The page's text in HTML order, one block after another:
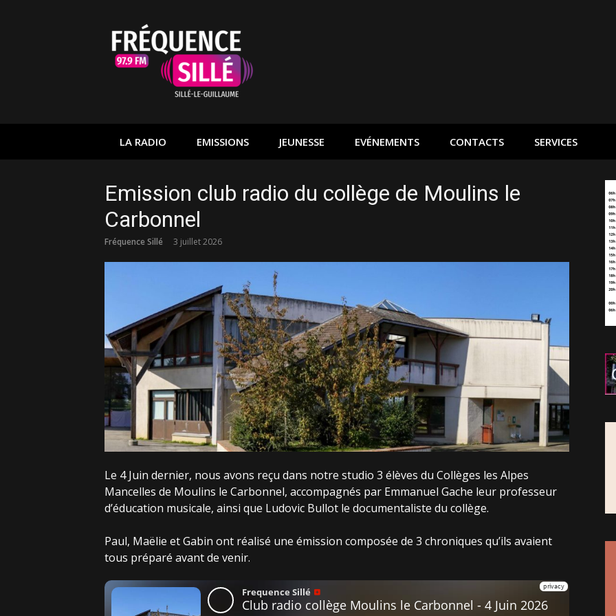
LA RADIO EMISSIONS JEUNESSE EVÉNEMENTS CONTACTS SERVICES
Emission club radio du collège de Moulins le
Carbonnel
Fréquence Sillé 3 juillet 2026
Le 4 Juin dernier, nous avons reçu dans notre studio 3 élèves du Collèges les Alpes
Mancelles de Moulins le Carbonnel, accompagnés par Emmanuel Gache leur professeur
d’éducation musicale, ainsi que Ludovic Bullot le documentaliste du collège.
Paul, Maëlie et Gabin ont réalisé une émission composée de 3 chroniques qu’ils avaient
tous préparé avant de venir.